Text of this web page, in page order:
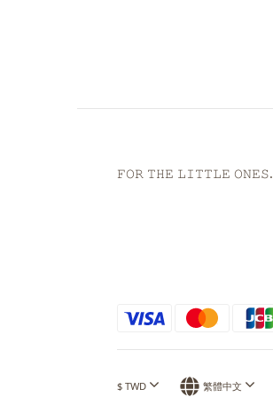
𝙵𝙾𝚁 𝚃𝙷𝙴 𝙻𝙸𝚃𝚃𝙻𝙴 𝙾𝙽𝙴𝚂.
$ TWD 繁體中文